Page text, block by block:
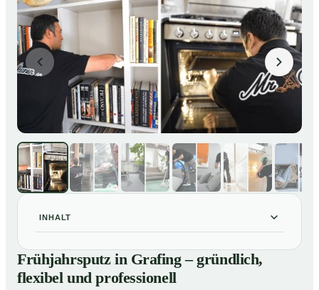
INHALT
01 Frühjahrsputz in Grafing – gründlich, flexibel und
professionell
Frühjahrsputz in Grafing – gründlich,
flexibel und professionell